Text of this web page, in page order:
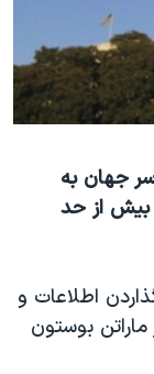
جهان به
بیش از حد
اطلاعات و
بوستون